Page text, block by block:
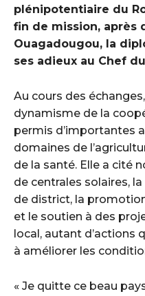
plénipotentiaire du
fin de mission, après
Ouagadougou, la
ses adieux au Chef
Au cours des
dynamisme de la
permis d’importantes
domaines de
de la santé. Elle a cité
de centrales solaires,
de district, la
et le soutien à des
local, autant d’actions
à améliorer les
« Je quitte ce beau